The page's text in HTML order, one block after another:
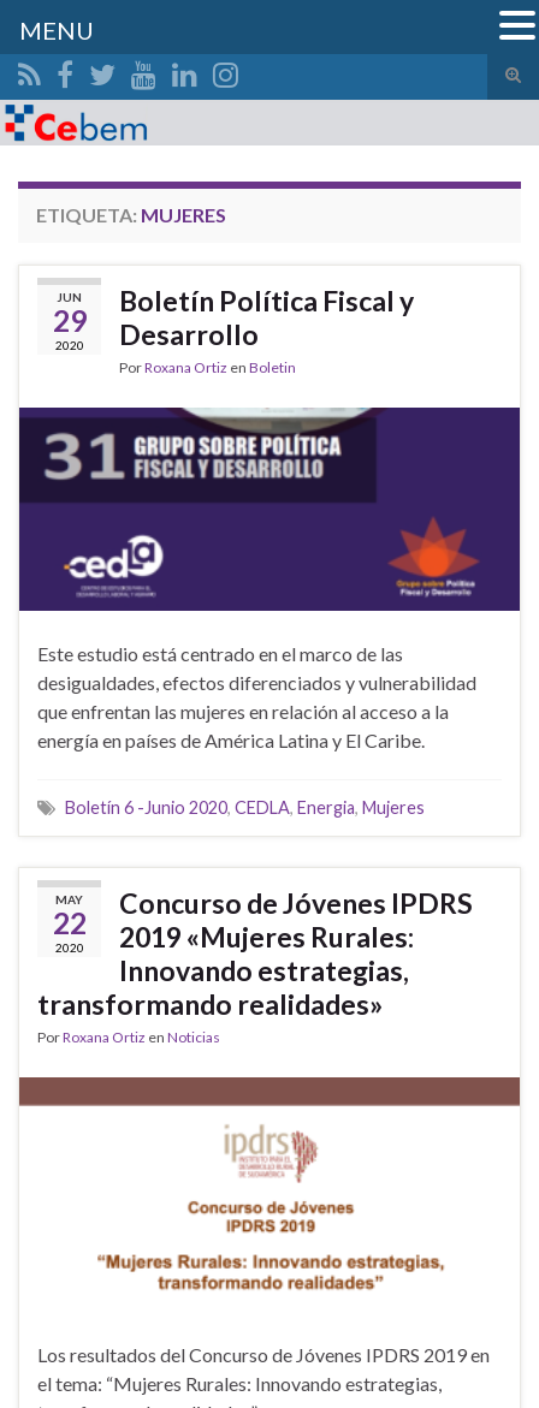
el
Search for:
ETIQUETA: MUJERES
JUN
29
2020
Boletín Política Fiscal y
Desarrollo
PorRoxana Ortiz en Boletin
Este estudio está centrado en el marco de las
desigualdades, efectos diferenciados y vulnerabilidad
que enfrentan las mujeres en relación al acceso a la
energía en países de América Latina y El Caribe.
Boletín 6 -Junio 2020, CEDLA, Energia, Mujeres
MAY
22
2020
Concurso de Jóvenes IPDRS
2019 «Mujeres Rurales:
Innovando estrategias,
transformando realidades»
PorRoxana Ortiz en Noticias
Los resultados del Concurso de Jóvenes IPDRS 2019 en
el tema: “Mujeres Rurales: Innovando estrategias,
MENU